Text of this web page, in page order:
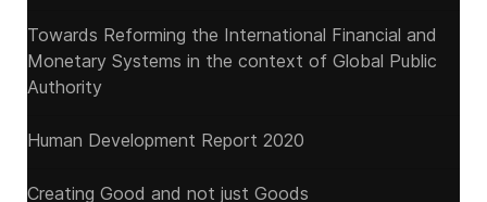
Towards Reforming the International Financial and
Monetary Systems in the context of Global Public
Authority
Human Development Report 2020
Creating Good and not just Goods